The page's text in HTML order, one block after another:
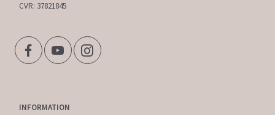
CVR: 37821845
INFORMATION